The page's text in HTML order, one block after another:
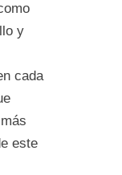
y
cada
este